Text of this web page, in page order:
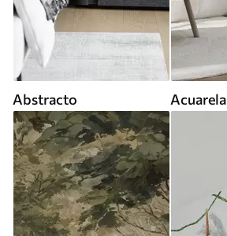
Abstracto Acuarela